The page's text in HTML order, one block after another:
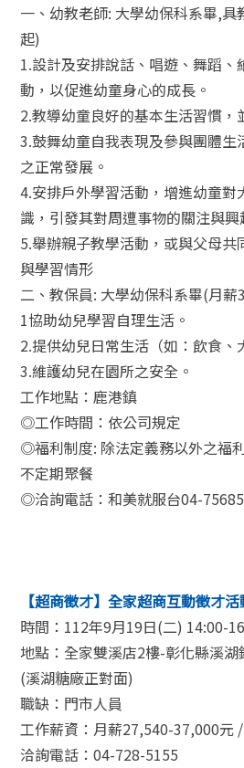
一、幼教老師: 大學幼保科系畢,
起)
1.設計及安排說話、唱遊、舞蹈、
動，以促進幼童身心的成長。
2.教導幼童良好的基本生活習慣，
3.鼓舞幼童自我表現及參與團體
之正常發展。
4.安排戶外學習活動，增進幼童
識，引發其對周遭事物的關注與興
5.舉辦親子教學活動，或與父母共
與學習情形
二、教保員: 大學幼保科系畢(月薪
1協助幼兒學習自理生活。
2.提供幼兒日常生活（如：飲食、
3.維護幼兒在園所之安全。
工作地點：鹿港鎮
◎工作時間：依公司規定
◎福利制度: 除法定義務以外之福
不定期聚餐
◎洽詢電話：和美就服台04-
【超商徵才】全家超商互動徵才
時間：112年9月19日(二) 14:00-
地點：全家雙溪店2樓-彰化縣溪
(溪湖糖廠正對面)
職缺：門市人員
工作薪資：月薪27,540-37,000元
洽詢電話：04-728-5155